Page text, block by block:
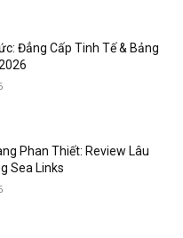
Đẳng Cấp Tinh Tế & Bảng
Phan Thiết: Review Lâu
Sea Links